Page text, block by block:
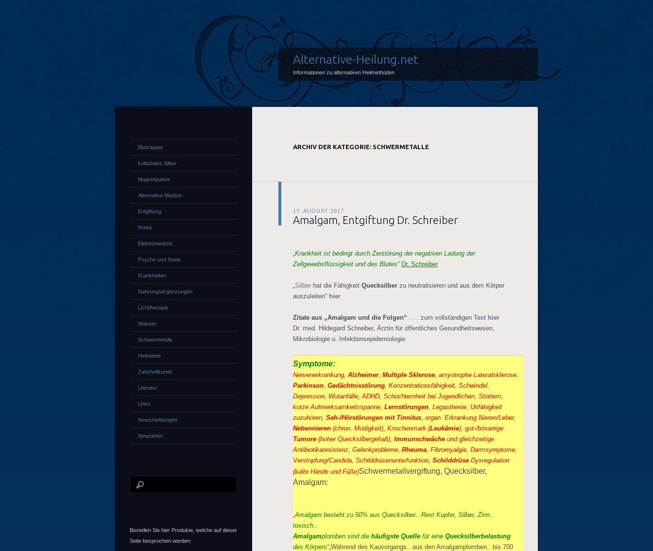
Alternative-Heilung.net
Informationen zu alternativen Heilmethoden
ARCHIV DER KATEGORIE: SCHWERMETALLE
17. AUGUST 2017
Amalgam, Entgiftung Dr. Schreiber
„Krankheit ist bedingt durch Zerstörung der negativen Ladung der
Zellgewebsflüssigkeit und des Blutes“ Dr. Schreiber
„Silber hat die Fähigkeit Quecksilber zu neutralisieren und aus dem Körper
auszuleiten“ hier
Zitate aus „Amalgam und die Folgen“ . . . zum vollständigen Text hier
Dr. med. Hildegard Schreiber, Ärztin für öffentliches Gesundheitswesen,
Mikrobiologie u. Infektionsepidemiologie
Symptome:
Nervenerkrankung, Alzheimer, Multiple Sklerose, amyotrophe Lateralsklerose,
Parkinson, Gedächtnisstörung, Konzentrationsfähigkeit, Schwindel,
Depression, Wutanfälle, ADHD, Schüchternheit bei Jugendlichen, Stottern,
kurze Aufmerksamkeitsspanne, Lernstörungen, Legasthenie, Unfähigkeit
zuzuhören, Seh-/Hörstörungen mit Tinnitus, organ. Erkrankung Nieren/Leber,
Nebennieren (chron. Müdigkeit), Knochenmark (Leukämie), gut-/bösartige
Tumore (hoher Quecksilbergehalt), Immunschwäche und gleichzeitige
Antibiotikaresistenz, Gelenkprobleme, Rheuma, Fibromyalgie, Darmsymptome,
Verstopfung/Candida, Schilddrüsenunterfunktion, Schilddrüse Dysregulation
(kalte Hände und Füße)Schwermetallvergiftung, Quecksilber,
Amalgam:
„Amalgam besteht zu 50% aus Quecksilber.. Rest Kupfer, Silber, Zinn..
toxisch..
Amalgamplomben sind die häufigste Quelle für eine Quecksilberbelastung
des Körpers“„Während des Kauvorgangs.. aus den Amalgamplomben.. bis 700
Blutzapper
kolloidales Silber
Magnetpulser
Alternative Medizin
Entgiftung
Krebs
Elektromedizin
Psyche und Seele
Krankheiten
Nahrungsergänzungen
Lichttherapie
Wasser
Schwermetalle
Heilsteine
Zahnheilkunde
Literatur
Links
Newsmeldungen
Newsletter
Bestellen Sie hier Produkte, welche auf dieser
Seite besprochen werden: